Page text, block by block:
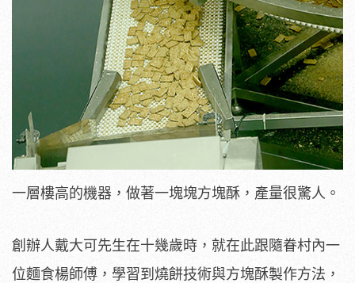
一層樓高的機器，做著一塊塊方塊酥，產量很驚人。
創辦人戴大可先生在十幾歲時，就在此跟隨眷村內一
位麵食楊師傅，學習到燒餅技術與方塊酥製作方法，